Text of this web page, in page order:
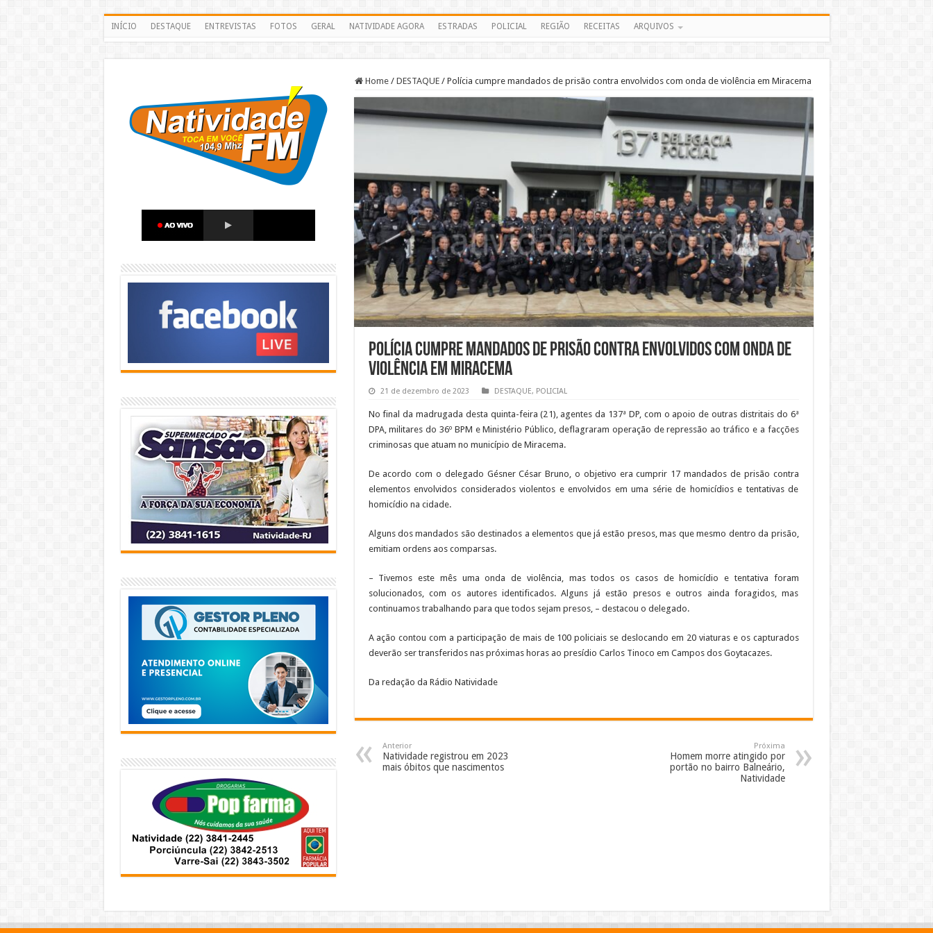
INÍCIO DESTAQUE ENTREVISTAS FOTOS GERAL NATIVIDADE AGORA ESTRADAS POLICIAL REGIÃO RECEITAS ARQUIVOS
Home / DESTAQUE / Polícia cumpre mandados de prisão contra envolvidos com onda de violência em Miracema
Polícia cumpre mandados de prisão contra envolvidos com onda de
violência em Miracema
21 de dezembro de 2023 DESTAQUE, POLICIAL
No final da madrugada desta quinta-feira (21), agentes da 137ª DP, com o apoio de outras distritais do 6ª
DPA, militares do 36º BPM e Ministério Público, deflagraram operação de repressão ao tráfico e a facções
criminosas que atuam no município de Miracema.
De acordo com o delegado Gésner César Bruno, o objetivo era cumprir 17 mandados de prisão contra
elementos envolvidos considerados violentos e envolvidos em uma série de homicídios e tentativas de
homicídio na cidade.
Alguns dos mandados são destinados a elementos que já estão presos, mas que mesmo dentro da prisão,
emitiam ordens aos comparsas.
– Tivemos este mês uma onda de violência, mas todos os casos de homicídio e tentativa foram
solucionados, com os autores identificados. Alguns já estão presos e outros ainda foragidos, mas
continuamos trabalhando para que todos sejam presos, – destacou o delegado.
A ação contou com a participação de mais de 100 policiais se deslocando em 20 viaturas e os capturados
deverão ser transferidos nas próximas horas ao presídio Carlos Tinoco em Campos dos Goytacazes.
Da redação da Rádio Natividade
Anterior
Natividade registrou em 2023
mais óbitos que nascimentos
Próxima
Homem morre atingido por
portão no bairro Balneário,
Natividade